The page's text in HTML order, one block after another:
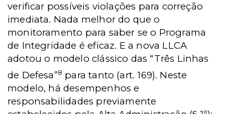
verificar possíveis violações para correção
imediata. Nada melhor do que o
monitoramento para saber se o Programa
de Integridade é eficaz. E a nova LLCA
adotou o modelo clássico das “Três Linhas
de Defesa”8 para tanto (art. 169). Neste
modelo, há desempenhos e
responsabilidades previamente